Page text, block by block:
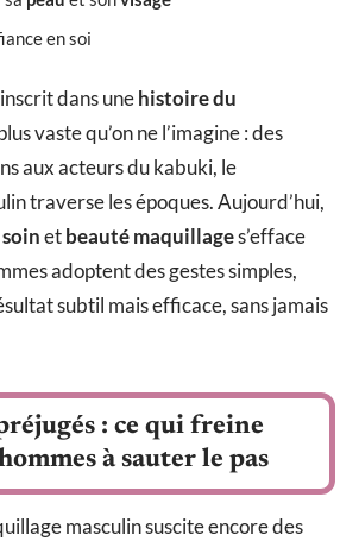
en soi
dans unehistoire du
vaste qu’on ne l’imagine : des
aux acteurs du kabuki, le
traverse les époques. Aujourd’hui,
soinetbeauté maquillages’efface
adoptent des gestes simples,
subtil mais efficace, sans jamais
: ce qui freine
à sauter le pas
masculin suscite encore des